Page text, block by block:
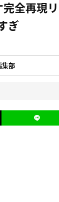
全再現
ぎ
集部